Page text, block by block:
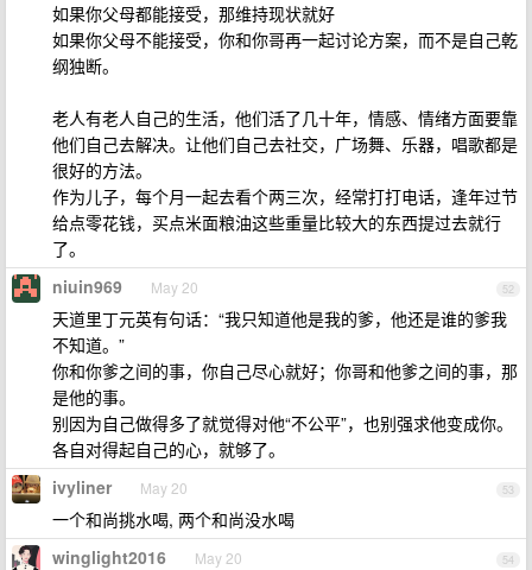
如果你父母都能接受，那维持现状就好
如果你父母不能接受，你和你哥再一起讨论方案，而不是自己乾
纲独断。
老人有老人自己的生活，他们活了几十年，情感、情绪方面要靠
他们自己去解决。让他们自己去社交，广场舞、乐器，唱歌都是
很好的方法。
作为儿子，每个月一起去看个两三次，经常打打电话，逢年过节
给点零花钱，买点米面粮油这些重量比较大的东西提过去就行
了。
52
niuin969 May 20
天道里丁元英有句话：“我只知道他是我的爹，他还是谁的爹我
不知道。”
你和你爹之间的事，你自己尽心就好；你哥和他爹之间的事，那
是他的事。
别因为自己做得多了就觉得对他“不公平”，也别强求他变成你。
各自对得起自己的心，就够了。
53
ivyliner May 20
一个和尚挑水喝, 两个和尚没水喝
54
winglight2016 May 20